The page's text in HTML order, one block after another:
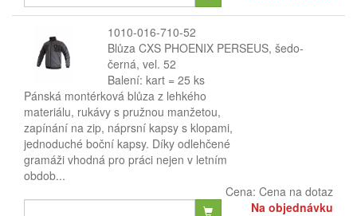
1010-016-710-52
Blůza CXS PHOENIX PERSEUS, šedo-
černá, vel. 52
Balení: kart = 25 ks
Pánská montérková blůza z lehkého
materiálu, rukávy s pružnou manžetou,
zapínání na zip, náprsní kapsy s klopami,
jednoduché boční kapsy. Díky odlehčené
gramáži vhodná pro práci nejen v letním
obdob...
Cena: Cena na dotaz
Na objednávku